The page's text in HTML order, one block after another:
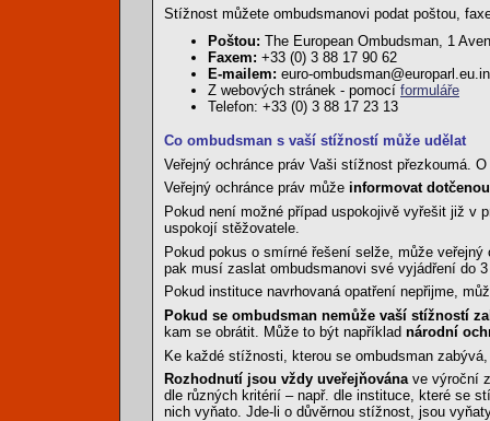
Stížnost můžete ombudsmanovi podat poštou,
Poštou: The European Ombudsman, 1
Faxem: +33 (0) 3 88 17 90 62
E-mailem: euro-
Z webových stránek - pomocí formuláře
Telefon: +33 (0) 3 88 17 23 13
Co ombudsman s vaší stížností může udělat
Veřejný ochránce práv Vaši stížnost přezkoumá.
Veřejný ochránce práv může informovat
Pokud není možné případ uspokojivě vyřešit již v
uspokojí stěžovatele.
Pokud pokus o smírné řešení selže, může
pak musí zaslat ombudsmanovi své vyjádření do
Pokud instituce navrhovaná opatření nepřijme,
Pokud se ombudsman nemůže vaší stížností
kam se obrátit. Může to být například národní
Ke každé stížnosti, kterou se ombudsman
Rozhodnutí jsou vždy uveřejňována ve výroční
dle různých kritérií – např. dle instituce, které se
nich vyňato. Jde-li o důvěrnou stížnost, jsou